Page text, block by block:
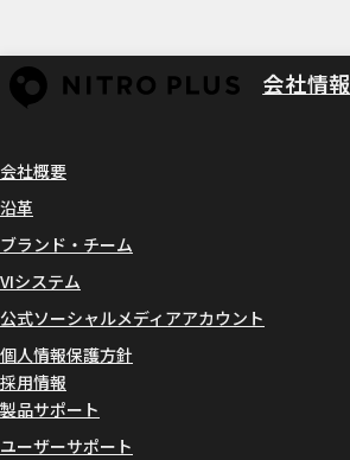
会社情報
会社概要
沿革
ブランド・チーム
VIシステム
公式ソーシャルメディアアカウント
個人情報保護方針
採用情報
製品サポート
ユーザーサポート